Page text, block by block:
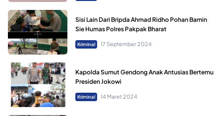
Sisi Lain Dari Bripda Ahmad Ridho Pohan Bamin
Sie Humas Polres Pakpak Bharat
Kriminal 17 September 2024
Kapolda Sumut Gendong Anak Antusias Bertemu
Presiden Jokowi
Kriminal 14 Maret 2024